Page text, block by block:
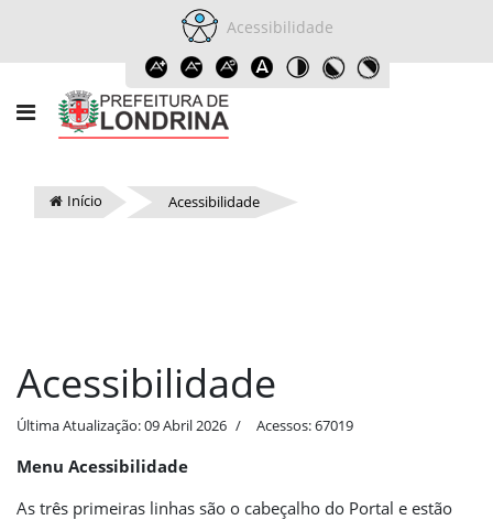
Acessibilidade
Início Acessibilidade
Acessibilidade
Última Atualização: 09 Abril 2026 Acessos: 67019
Menu Acessibilidade
As três primeiras linhas são o cabeçalho do Portal e estão